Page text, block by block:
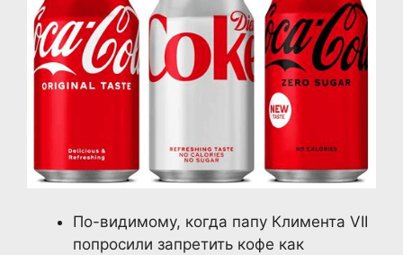
По-видимому, когда папу Климента VII
попросили запретить кофе как